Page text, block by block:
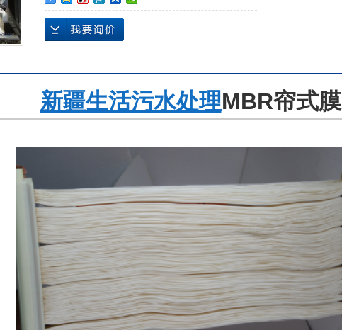
新疆生活污水处理MBR帘式膜